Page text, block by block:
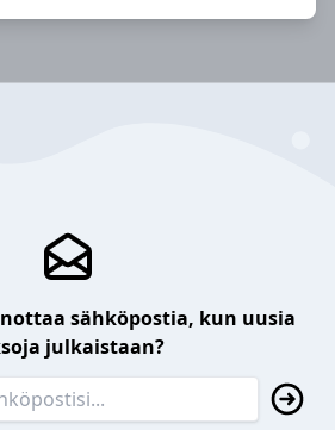
sähköpostia, kun uusia
julkaistaan?